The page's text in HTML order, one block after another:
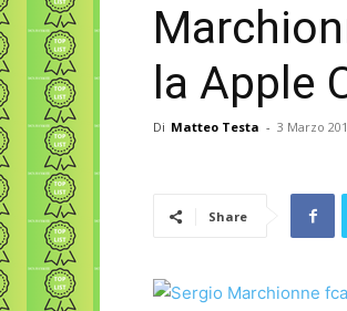
la Apple
Di Matteo Testa - 3 Marzo
Share